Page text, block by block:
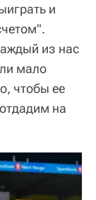
и
из нас
мало
чтобы ее
на